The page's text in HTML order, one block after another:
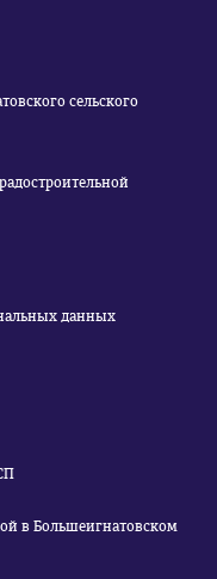
сельского
данных
в Большеигнатовском